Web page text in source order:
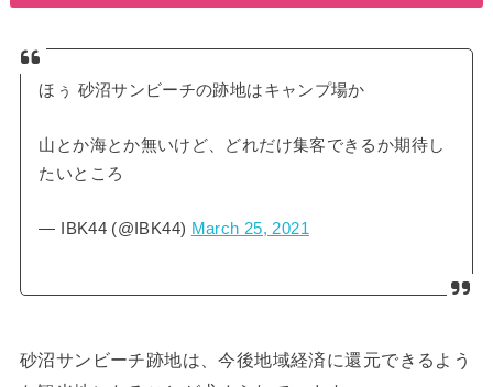
ほぅ 砂沼サンビーチの跡地はキャンプ場か
山とか海とか無いけど、どれだけ集客できるか期待し
たいところ
— IBK44 (@IBK44) March 25, 2021
砂沼サンビーチ跡地は、今後地域経済に還元できるよう